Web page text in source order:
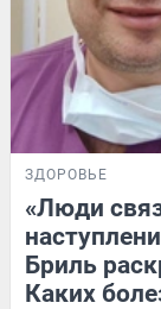
ЗДОРОВЬЕ
«Люди
Бриль
Каких